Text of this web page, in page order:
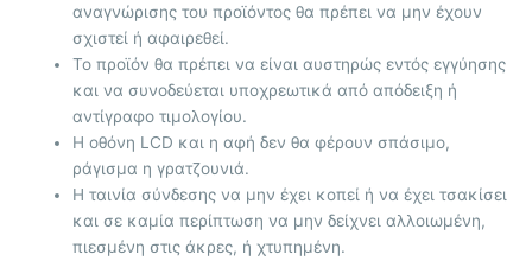
αναγνώρισης του προϊόντος θα πρέπει να μην έχουν
σχιστεί ή αφαιρεθεί.
Το προϊόν θα πρέπει να είναι αυστηρώς εντός εγγύησης
και να συνοδεύεται υποχρεωτικά από απόδειξη ή
αντίγραφο τιμολογίου.
Η οθόνη LCD και η αφή δεν θα φέρουν σπάσιμο,
ράγισμα η γρατζουνιά.
Η ταινία σύνδεσης να μην έχει κοπεί ή να έχει τσακίσει
και σε καμία περίπτωση να μην δείχνει αλλοιωμένη,
πιεσμένη στις άκρες, ή χτυπημένη.